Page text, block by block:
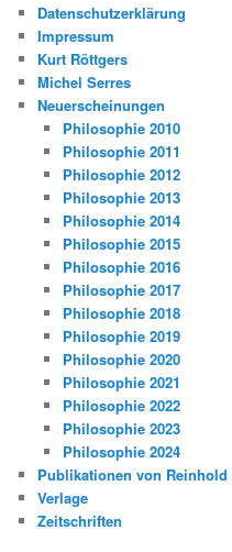
Datenschutzerklärung
Impressum
Kurt Röttgers
Michel Serres
Neuerscheinungen
Philosophie 2010
Philosophie 2011
Philosophie 2012
Philosophie 2013
Philosophie 2014
Philosophie 2015
Philosophie 2016
Philosophie 2017
Philosophie 2018
Philosophie 2019
Philosophie 2020
Philosophie 2021
Philosophie 2022
Philosophie 2023
Philosophie 2024
Publikationen von
Verlage
Zeitschriften